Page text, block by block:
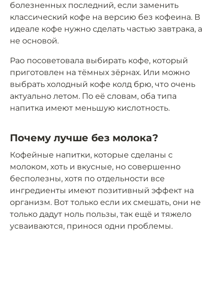
болезненных последний, если заменить
классический кофе на версию без кофеина. В
идеале кофе нужно сделать частью завтрака, а
не основой.
Рао посоветовала выбирать кофе, который
приготовлен на тёмных зёрнах. Или можно
выбрать холодный кофе колд брю, что очень
актуально летом. По её словам, оба типа
напитка имеют меньшую кислотность.
Почему лучше без молока?
Кофейные напитки, которые сделаны с
молоком, хоть и вкусные, но совершенно
бесполезны, хотя по отдельности все
ингредиенты имеют позитивный эффект на
организм. Вот только если их смешать, они не
только дадут ноль пользы, так ещё и тяжело
усваиваются, принося одни проблемы.